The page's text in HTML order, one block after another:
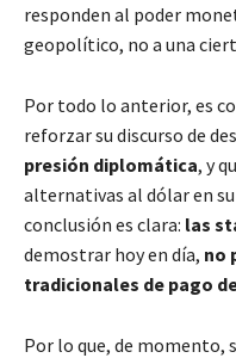
responden al poder
geopolítico, no a una
Por todo lo anterior, es
reforzar su discurso de
presión diplomática, y
alternativas al dólar en
conclusión es clara: las
demostrar hoy en día, no
tradicionales de pago
Por lo que, de momento,